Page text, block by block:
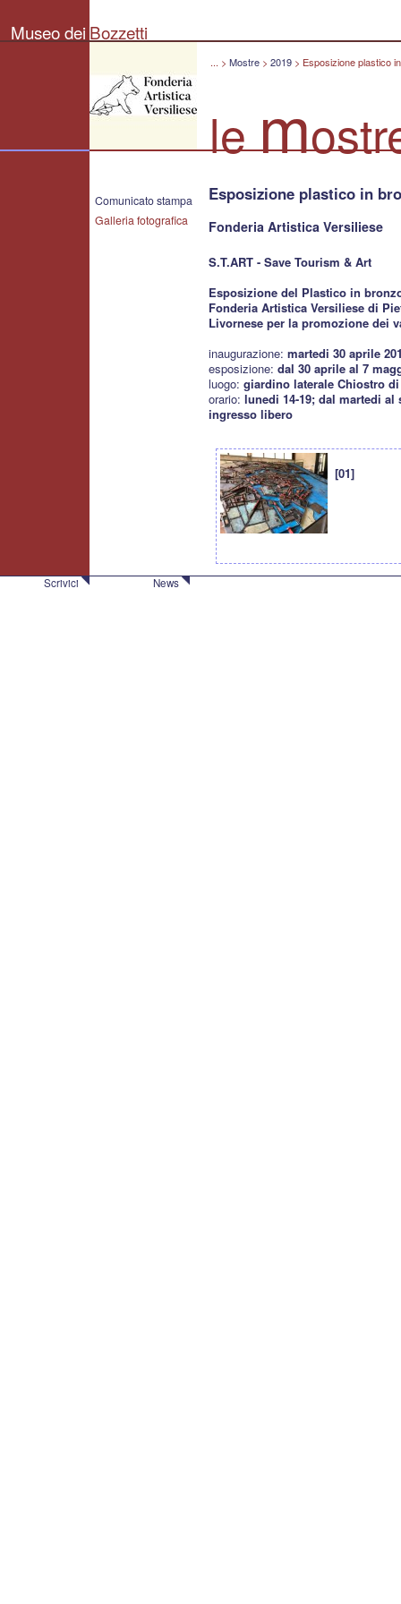
Bozzetti
"Pierluigi
Museo dei Bozzetti
Comunicato stampa
Galleria fotografica
... > Mostre > 2019 > Esposizione plastico
lem
Esposizione plastico in
Fonderia Artistica Versiliese
S.T.ART - Save Tourism & Art
Esposizione del Plastico in
Fonderia Artistica Versiliese di
Livornese per la promozione dei
inaugurazione: martedi 30 aprile
esposizione: dal 30 aprile al 7
luogo: giardino laterale Chiostro
orario: lunedi 14-19; dal martedi al
ingresso libero
[01]
Scrivici News